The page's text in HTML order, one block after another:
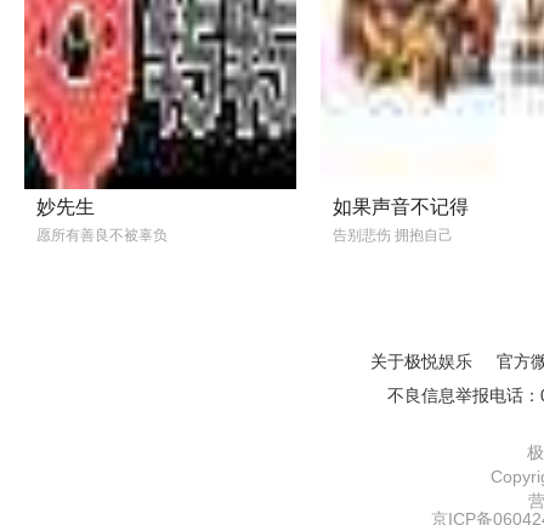
妙先生
愿所有善良不被辜负
如果声音不记得
告别悲伤 拥抱自己
关于极悦娱乐
官方
不良信息举报电话
京ICP备